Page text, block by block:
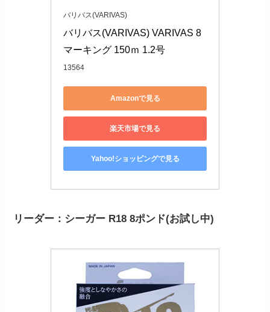
バリバス(VARIVAS)
バリバス(VARIVAS) VARIVAS 8
マーキング 150ｍ 1.2号
13564
Amazonで見る
楽天市場で見る
Yahoo!ショッピングで見る
リーダー：シーガー R18 8ポンド(お試し中)